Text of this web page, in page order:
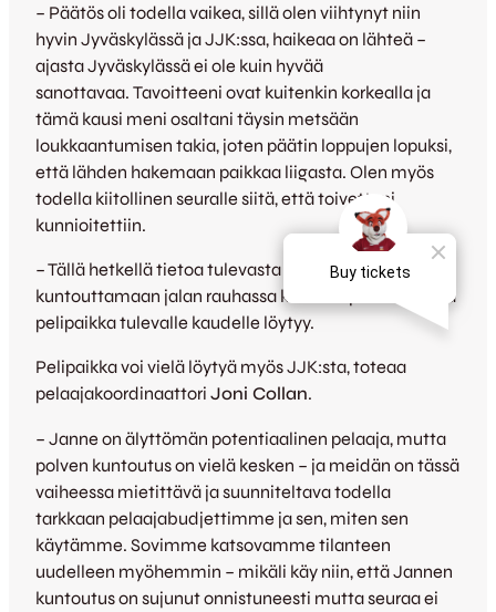
– Päätös oli todella vaikea, sillä olen viihtynyt niin
hyvin Jyväskylässä ja JJK:ssa, haikeaa on lähteä –
ajasta Jyväskylässä ei ole kuin hyvää
sanottavaa. Tavoitteeni ovat kuitenkin korkealla ja
tämä kausi meni osaltani täysin metsään
loukkaantumisen takia, joten päätin loppujen lopuksi,
että lähden hakemaan paikkaa liigasta. Olen myös
todella kiitollinen seuralle siitä, että toivettani
kunnioitettiin.
– Tällä hetkellä tietoa tulevasta ei vielä ole, keskityn
kuntouttamaan jalan rauhassa kuntoon ja toivon, että
pelipaikka tulevalle kaudelle löytyy.
Pelipaikka voi vielä löytyä myös JJK:sta, toteaa
pelaajakoordinaattori Joni Collan.
– Janne on älyttömän potentiaalinen pelaaja, mutta
polven kuntoutus on vielä kesken – ja meidän on tässä
vaiheessa mietittävä ja suunniteltava todella
tarkkaan pelaajabudjettimme ja sen, miten sen
käytämme. Sovimme katsovamme tilanteen
uudelleen myöhemmin – mikäli käy niin, että Jannen
kuntoutus on sujunut onnistuneesti mutta seuraa ei